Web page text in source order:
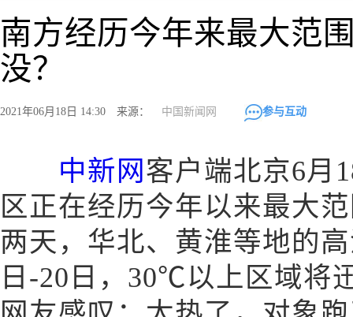
南方经历今年来最大范
没？
2021年06月18日 14:30 来源： 中国新闻网 参与互动
中新网 客户端北京6月
区正在经历今年以来最大
两天，华北、黄淮等地的
日-20日，30℃以上区域将